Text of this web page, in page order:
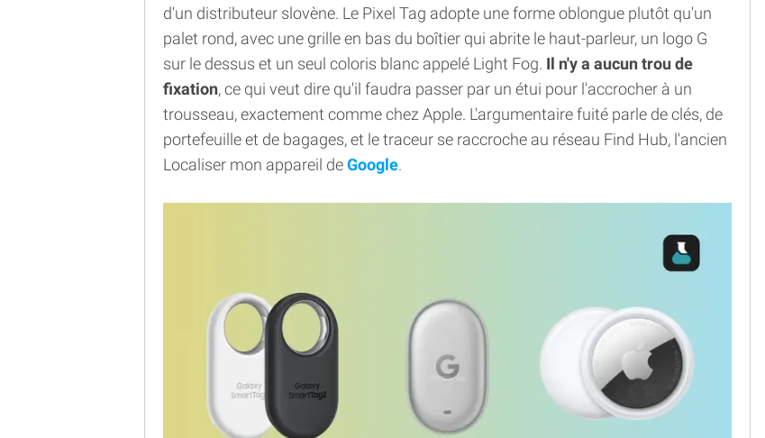
d'un distributeur slovène. Le Pixel Tag adopte une forme oblongue plutôt qu'un
palet rond, avec une grille en bas du boîtier qui abrite le haut-parleur, un logo G
sur le dessus et un seul coloris blanc appelé Light Fog. Il n'y a aucun trou de
fixation, ce qui veut dire qu'il faudra passer par un étui pour l'accrocher à un
trousseau, exactement comme chez Apple. L'argumentaire fuité parle de clés, de
portefeuille et de bagages, et le traceur se raccroche au réseau Find Hub, l'ancien
Localiser mon appareil deGoogle.